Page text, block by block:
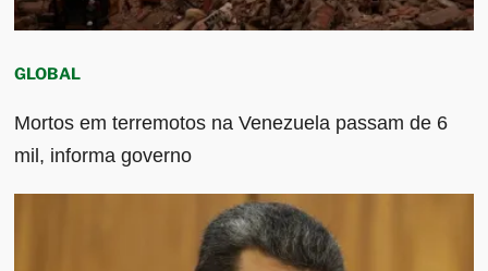
GLOBAL
Mortos em terremotos na Venezuela passam de 6
mil, informa governo